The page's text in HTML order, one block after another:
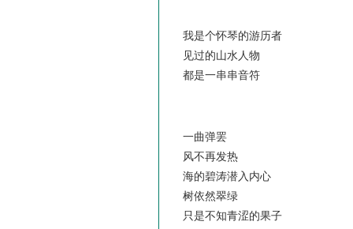
我是个怀琴的游历者
见过的山水人物
都是一串串音符
一曲弹罢
风不再发热
海的碧涛潜入内心
树依然翠绿
只是不知青涩的果子